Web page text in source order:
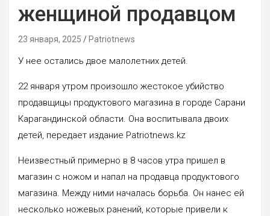
женщиной продавцом
23 января, 2025 Patriotnews
У нее остались двое малолетних детей.
22 января утром произошло жестокое убийство
продавщицы продуктового магазина в городе Сарани
Карагандинской области. Она воспитывала двоих
детей, передает издание Patriotnews.kz
Неизвестный примерно в 8 часов утра пришел в
магазин с ножом и напал на продавца продуктового
магазина. Между ними началась борьба. Он нанес ей
несколько ножевых ранений, которые привели к